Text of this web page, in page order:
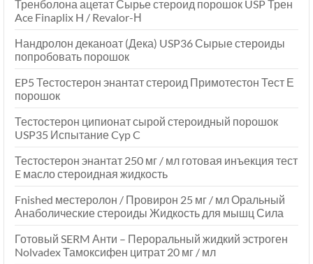
Тренболона ацетат Сырье стероид порошок USP Трен
Ace Finaplix H / Revalor-Н
Нандролон деканоат (Дека) USP36 Сырые стероиды
попробовать порошок
EP5 Тестостерон энантат стероид Примотестон Тест Е
порошок
Тестостерон ципионат сырой стероидный порошок
USP35 Испытание Cyp C
Тестостерон энантат 250 мг / мл готовая инъекция тест
E масло стероидная жидкость
Fnished местеролон / Провирон 25 мг / мл Оральный
Анаболические стероиды Жидкость для мышц Сила
Готовый SERM Анти – Пероральный жидкий эстроген
Nolvadex Тамоксифен цитрат 20 мг / мл